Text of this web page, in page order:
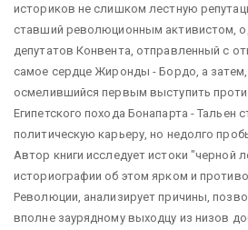
историков не слишком лестную
ставший революционным активистом,
депутатов Конвента, отправленный с
самое сердце Жиронды - Бордо, а затем,
осмелившийся первым выступить
Египетского похода Бонапарта - Тальен
политическую карьеру, но недолго
Автор книги исследует истоки "черной
историографии об этом ярком и
Революции, анализирует причины,
вполне заурядному выходцу из низов